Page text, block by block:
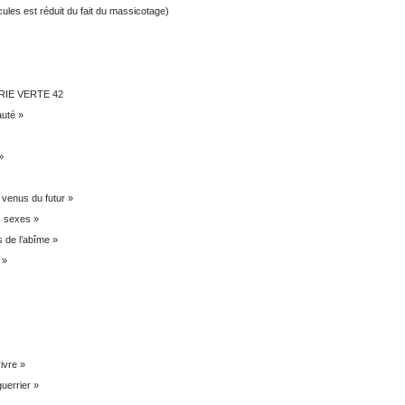
est réduit du fait du massicotage)
VERTE 42
»
du futur »
sexes »
l’abîme »
»
»
»